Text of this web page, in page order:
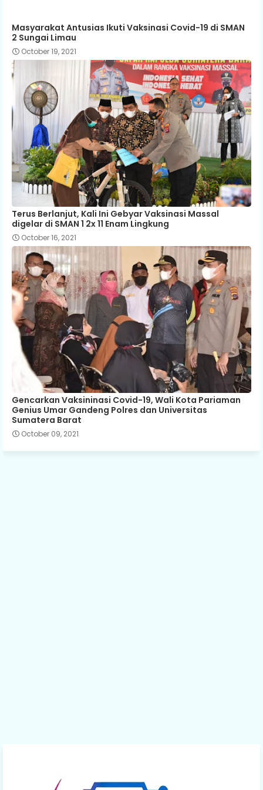
Masyarakat Antusias Ikuti Vaksinasi Covid-19 di SMAN
2 Sungai Limau
October 19, 2021
Terus Berlanjut, Kali Ini Gebyar Vaksinasi Massal
digelar di SMAN 1 2x 11 Enam Lingkung
October 16, 2021
Gencarkan Vaksininasi Covid-19, Wali Kota Pariaman
Genius Umar Gandeng Polres dan Universitas
Sumatera Barat
October 09, 2021